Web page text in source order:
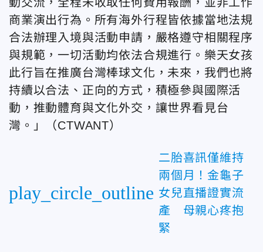
動交流，全程未收取任何費用報酬，並非工作
商業演出行為。所有海外行程皆依據當地法規
合法辦理入境與活動申請，嚴格遵守相關程序
與規範，一切活動均依法合規進行。樂天女孩
此行旨在推廣台灣棒球文化，未來，我們也將
持續以合法、正向的方式，積極參與國際活
動，推動體育與文化外交，讓世界看見台
灣。」（CTWANT）
play_circle_outline
二胎喜訊僅維持
兩個月！金龜子
女兒直播證實流
產 母親心疼抱
緊